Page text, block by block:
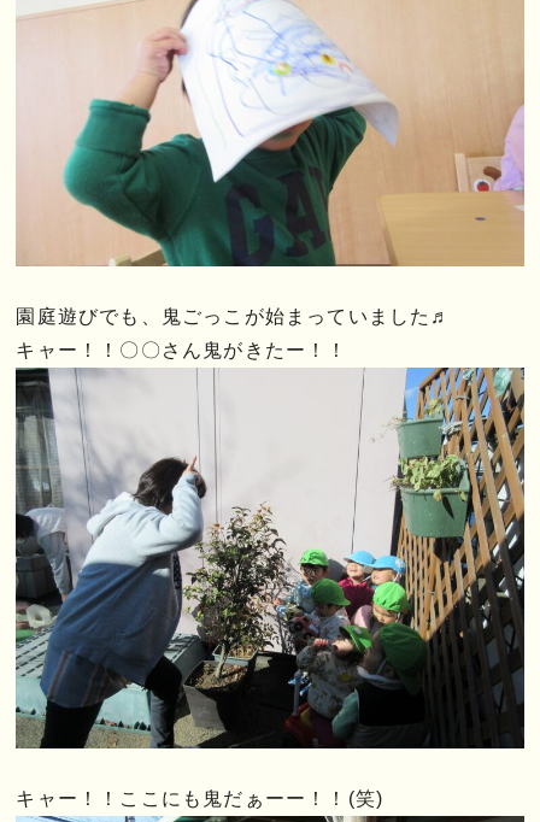
園庭遊びでも、鬼ごっこが始まっていました♬
キャー！！〇〇さん鬼がきたー！！
キャー！！ここにも鬼だぁーー！！(笑)